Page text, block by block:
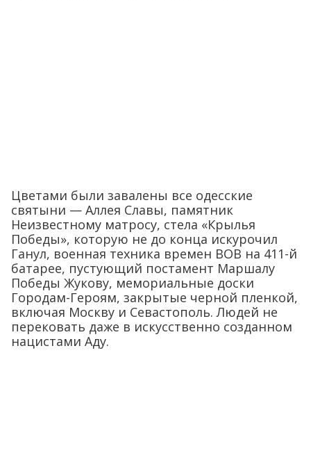
Цветами были завалены все одесские
святыни — Аллея Славы, памятник
Неизвестному матросу, стела «Крылья
Победы», которую не до конца искурочил
Ганул, военная техника времен ВОВ на 411-й
батарее, пустующий постамент Маршалу
Победы Жукову, мемориальные доски
Городам-Героям, закрытые черной пленкой,
включая Москву и Севастополь. Людей не
перековать даже в искусственно созданном
нацистами Аду.